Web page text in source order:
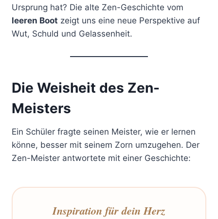
Ursprung hat? Die alte Zen-Geschichte vom
leeren Boot zeigt uns eine neue Perspektive auf
Wut, Schuld und Gelassenheit.
Die Weisheit des Zen-
Meisters
Ein Schüler fragte seinen Meister, wie er lernen
könne, besser mit seinem Zorn umzugehen. Der
Zen-Meister antwortete mit einer Geschichte:
Inspiration für dein Herz